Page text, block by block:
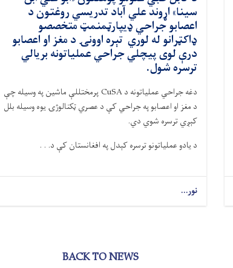
سینا» اړوند علي آباد تدریسي روغتون د
اعصابو جراحي ډيپارټمنمټ متخصصو
ډاکټرانو له لوري تېره اوونۍ د مغز او اعصابو
درې لوی پيچلي جراحي عملیاتونه بریالي
ترسره شول.
دغه جراحي عملیاتونه د CuSA پرمختللې ماشین په وسیله چې
د مغز او اعصابو په جراحي کې د عصري ټکنالوژۍ یوه وسیله بلل
کېږي ترسره شوي دي.
د یادو عملیاتونو ترسره کېدل په افغانستان کې د. . .
نور...
BACK TO NEWS